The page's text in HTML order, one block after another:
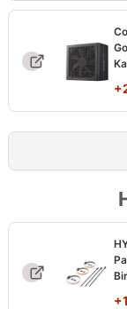
+
+